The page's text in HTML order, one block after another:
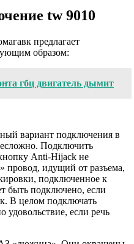
tw 9010
предлагает
образом:
гбц двигатель дымит
вариант подключения в
Подключить
Anti-Hijack не
провод, идущий от разъема,
подключенное к
быть подключено, если
В целом подключать
удовольствие, если речь